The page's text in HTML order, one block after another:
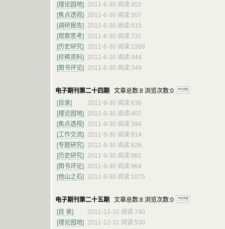
[理论园地] 2011-6-30 阅读:452
[焦点透视] 2011-6-30 阅读:507
[调研报告] 2011-6-30 阅读:915
[观察思考] 2011-6-30 阅读:731
[历史研究] 2011-6-30 阅读:1368
[珍稀资料] 2011-6-30 阅读:444
[图书评论] 2011-6-30 阅读:349
电子期刊第二十四期 文章总数:8 浏览次数:0
[目录]
2011-9-30 阅读:636
[理论园地] 2011-9-30 阅读:407
[焦点透视] 2011-9-30 阅读:394
[工作交流] 2011-9-30 阅读:914
[专题研究] 2011-9-30 阅读:626
[历史研究] 2011-9-30 阅读:981
[图书评论] 2011-9-30 阅读:964
[他山之石] 2011-9-30 阅读:1075
电子期刊第二十五期 文章总数:8 浏览次数:0
[目 录]
2011-12-31 阅读:740
[理论园地] 2011-12-31 阅读:530